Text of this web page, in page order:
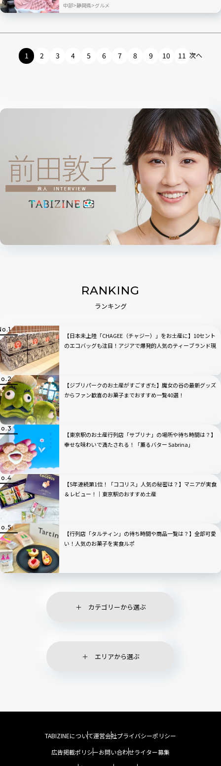
中部 静岡県 グルメ
1 2 3 4 5 6 7 8 9 10 11 次へ
RANKING
ランキング
【日本未上陸「CHAGEE（チャジー）」をお土産に】10セント
のエコバッグも注目！アジアで爆発的人気のティーブランド現
【ジブリパークのお土産がすごすぎた】魔女の谷の最新グッズ
からファン歓喜のお菓子までおすすめ一覧40選！
【東京駅のお土産行列店「サブリナ」の場所や待ち時間は？】
幸せな味わいで満たされる！「薫るバター Sabrina」
【5年連続第1位！「ココリス」人気の秘密は？】マニアが実食
＆レビュー！｜東京駅のおすすめ土産
【行列店「タルティン」の待ち時間や商品一覧は？】全部可愛
い！人気のお菓子を実食ルポ
カテゴリーから選ぶ
エリアから選ぶ
TABIZINEについて運営会社プライバシーポリシー
広告掲載ポリシーお問い合わせライター募集